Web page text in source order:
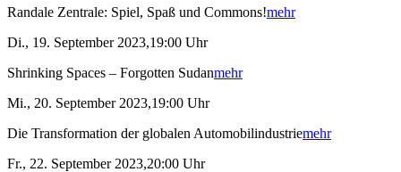
Randale Zentrale: Spiel, Spaß und Commons!mehr
Di., 19. September 2023,19:00 Uhr
Shrinking Spaces – Forgotten Sudanmehr
Mi., 20. September 2023,19:00 Uhr
Die Transformation der globalen Automobilindustriemehr
Fr., 22. September 2023,20:00 Uhr